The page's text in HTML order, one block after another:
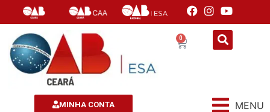
0
MINHA CONTA MENU